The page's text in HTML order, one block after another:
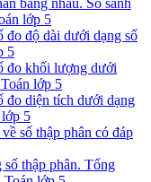
lớp 5
đo độ dài dưới dạng số
5
đo khối lượng dưới
lớp 5
đo diện tích dưới dạng
lớp 5
số thập phân có đáp
số thập phân. Tổng